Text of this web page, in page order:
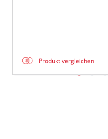
Produkt vergleichen